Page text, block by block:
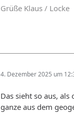
Grüße Klaus / Locke
4. Dezember 2025 um
Das sieht so aus,
ganze aus dem